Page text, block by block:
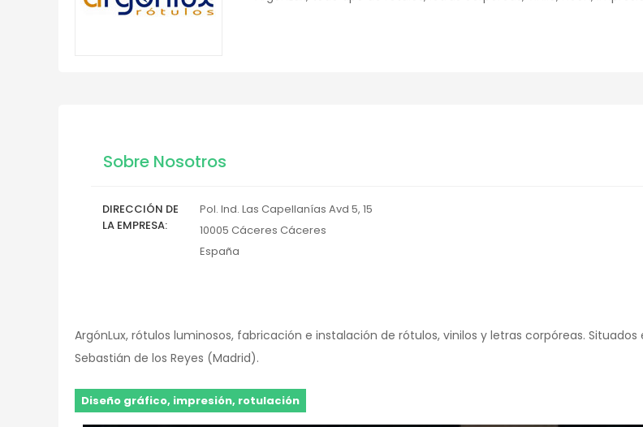
Sobre Nosotros
DIRECCIÓN DE
LA EMPRESA
Pol. Ind. Las Capellanías Avd 5, 15
10005 Cáceres Cáceres
España
ArgónLux, rótulos luminosos, fabricación e instalación de rótulos, vinilos y letras corpóreas. Situados
Sebastián de los Reyes (Madrid).
Diseño gráfico, impresión, rotulación